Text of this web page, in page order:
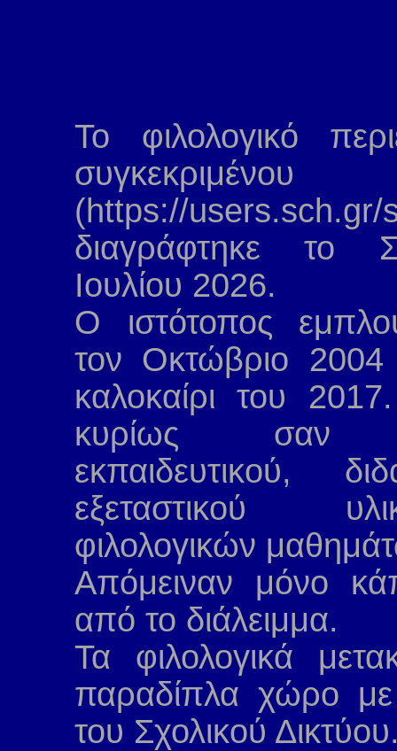
Το φιλολογικό
συγκεκριμένου
(https://users.sch.gr/
διαγράφτηκε το
Ιουλίου 2026.
Ο ιστότοπος
τον Οκτώβριο 2004
καλοκαίρι του
κυρίως σαν
εκπαιδευτικού,
εξεταστικού
φιλολογικών
Απόμειναν μόνο
από το διάλειμμα.
Τα φιλολογικά
παραδίπλα χώρο με
του Σχολικού